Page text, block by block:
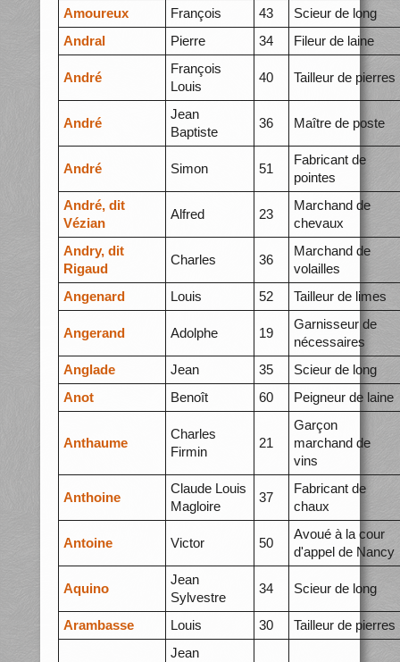
Amoureux François 43
Scieur de long
Andral
Pierre 34 Fileur de laine
André
François
Louis
40 Tailleur de pierres
André
Jean
Baptiste
36 Maître de poste
André Simon 51
Fabricant de
pointes
André, dit
Vézian
Alfred 23
Marchand de
chevaux
Andry, dit
Rigaud
Charles 36
Marchand de
volailles
Angenard
Louis 52 Tailleur de limes
Angerand Adolphe 19
Garnisseur de
nécessaires
Anglade
Jean 35
Scieur de long
Anot
Benoît 60 Peigneur de laine
Anthaume
Charles
Firmin
21
Garçon
marchand de
vins
Anthoine
Claude Louis
Magloire
37
Fabricant de
chaux
Antoine Victor 50
Avoué à la cour
d'appel de Nancy
Aquino
Jean
Sylvestre
34 Scieur de long
Arambasse Louis 30 Tailleur de pierres
Jean